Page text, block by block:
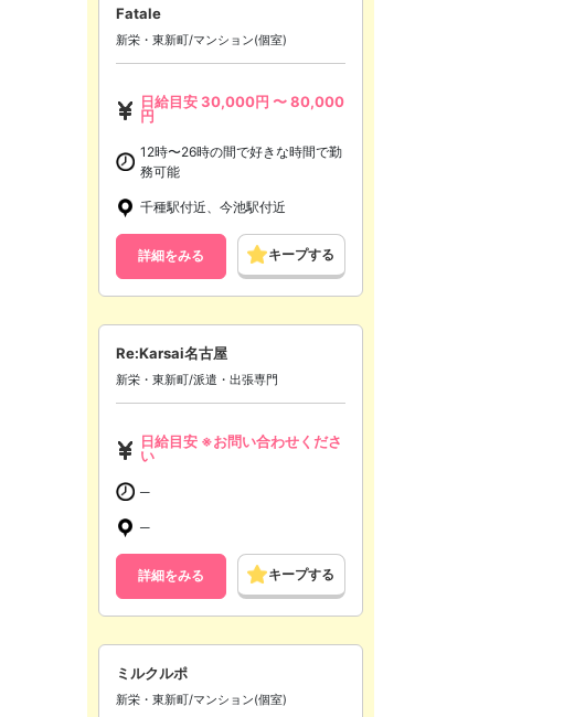
Fatale
新栄・東新町/マンション(個室)
日給目安30,000円 〜80,000
円
12時〜26時の間で好きな時間で勤
務可能
千種駅付近、今池駅付近
詳細をみる キープする
Re:Karsai名古屋
新栄・東新町/派遣・出張専門
日給目安 ※お問い合わせくださ
い
─
─
詳細をみる キープする
ミルクルポ
新栄・東新町/マンション(個室)